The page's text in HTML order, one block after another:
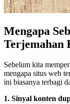
Mengapa
Terjemahan
Sebelum kita
mengapa situs web
ini biasanya terbagi
1. Sinyal konten